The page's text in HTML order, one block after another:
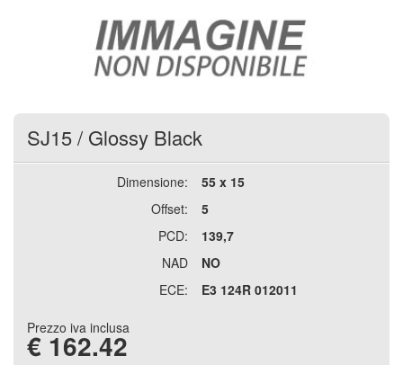
SJ15/ Glossy Black
Dimensione:
55 x 15
Offset:
5
PCD:
139,7
NAD
NO
ECE:
E3 124R 012011
Prezzo iva inclusa
€ 162.42